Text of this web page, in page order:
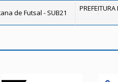
de Futsal - SUB21